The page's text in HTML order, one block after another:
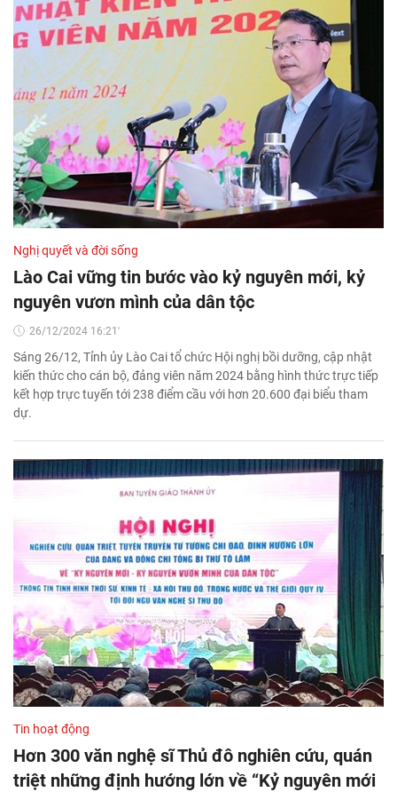
Nghị quyết và đời sống
Lào Cai vững tin bước vào kỷ nguyên mới, kỷ
nguyên vươn mình của dân tộc
26/12/2024 16:21'
Sáng 26/12, Tỉnh ủy Lào Cai tổ chức Hội nghị bồi dưỡng, cập nhật
kiến thức cho cán bộ, đảng viên năm 2024 bằng hình thức trực tiếp
kết hợp trực tuyến tới 238 điểm cầu với hơn 20.600 đại biểu tham
dự.
Tin hoạt động
Hơn 300 văn nghệ sĩ Thủ đô nghiên cứu, quán
triệt những định hướng lớn về “Kỷ nguyên mới